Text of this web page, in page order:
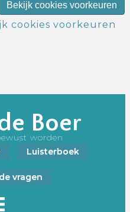
Bekijk cookies voorkeuren
cookies voorkeuren
Boer
worden
Luisterboek
vragen